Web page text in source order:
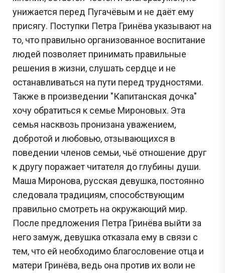
унижается перед Пугачёвым и не даёт ему
присягу. Поступки Петра Гринёва указывают на
то, что правильно организованное воспитание
людей позволяет принимать правильные
решения в жизни, слушать сердце и не
останавливаться на пути перед трудностями.
Также в произведении "Капитанская дочка"
хочу обратиться к семье Мироновых. Эта
семья насквозь пронизана уважением,
добротой и любовью, отзывающихся в
поведении членов семьи, чьё отношение друг
к другу поражает читателя до глубины души.
Маша Миронова, русская девушка, постоянно
следовала традициям, способствующим
правильно смотреть на окружающий мир.
После предложения Петра Гринёва выйти за
него замуж, девушка отказала ему в связи с
тем, что ей необходимо благословение отца и
матери Гринёва, ведь она против их воли не